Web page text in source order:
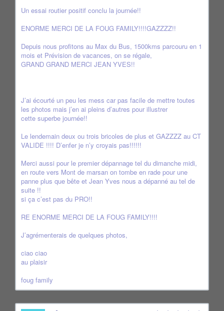
Un essai routier positif conclu la journée!!
ENORME MERCI DE LA FOUG FAMILY!!!!GAZZZZ!!
Depuis nous profitons au Max du Bus, 1500kms parcouru en 1
mois et Prévision de vacances, on se régale,
GRAND GRAND MERCI JEAN YVES!!
J’ai écourté un peu les mess car pas facile de mettre toutes
les photos mais j’en ai pleins d’autres pour illustrer
cette superbe journée!!
Le lendemain deux ou trois bricoles de plus et GAZZZZ au CT
VALIDE !!!! D’enfer je n’y croyais pas!!!!!!
Merci aussi pour le premier dépannage tel du dimanche midi,
en route vers Mont de marsan on tombe en rade pour une
panne plus que bête et Jean Yves nous a dépanné au tel de
suite !!
si ça c’est pas du PRO!!
RE ENORME MERCI DE LA FOUG FAMILY!!!!
J’agrémenterais de quelques photos,
ciao ciao
au plaisir
foug family